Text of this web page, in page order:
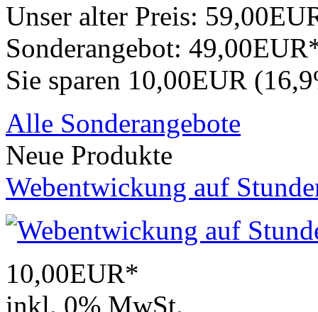
Unser alter Preis:
Sonderangebot:
Sie sparen 10,00EUR
Alle Sonderangebote
Neue Produkte
Webentwickung auf
10,00EUR*
inkl. 0% MwSt.